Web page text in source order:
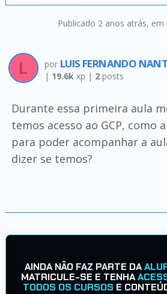
Publicado 2 anos atrás, em
por LUIS FERNANDO
| 19.6kxp | 2posts
Durante essa primeira aula
temos acesso ao GCP, como
para poder acompanhar a
dizer se temos?
AINDA NÃO FAZ PARTE DA
MATRICULE-SE E TENHA
TODOS OS CURSOS E